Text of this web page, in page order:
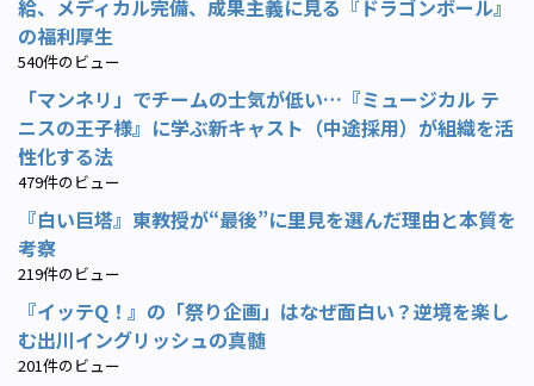
給、メディカル完備、成果主義に見る『ドラゴンボール』
の福利厚生
540件のビュー
「マンネリ」でチームの士気が低い…『ミュージカル テ
ニスの王子様』に学ぶ新キャスト（中途採用）が組織を活
性化する法
479件のビュー
『白い巨塔』東教授が“最後”に里見を選んだ理由と本質を
考察
219件のビュー
『イッテQ！』の「祭り企画」はなぜ面白い？逆境を楽し
む出川イングリッシュの真髄
201件のビュー